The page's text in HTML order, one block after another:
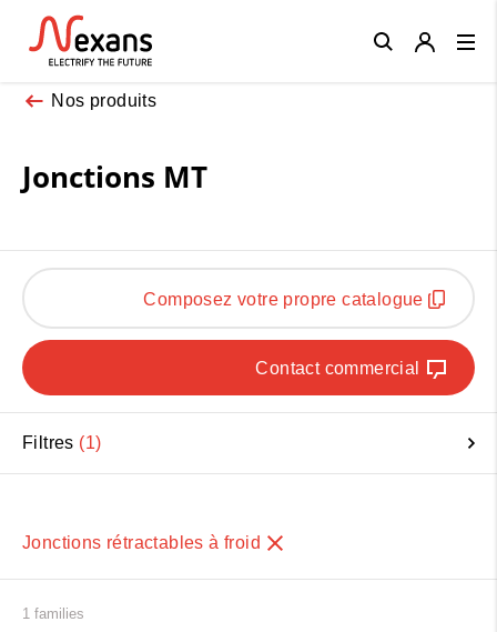
Nos produits
Jonctions MT
Composez votre propre catalogue
Contact commercial
Filtres 1
Jonctions rétractables à froid
1 families
Close